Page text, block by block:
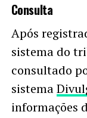
Consulta
Após
sistema do
consultado
sistema
informações